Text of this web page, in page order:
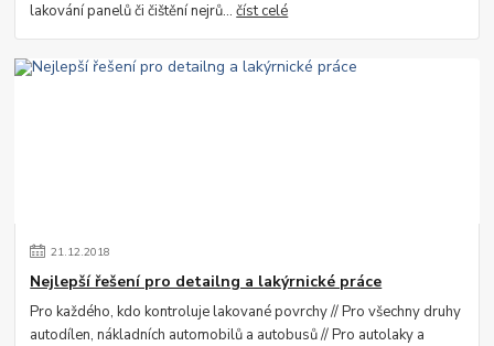
lakování panelů či čištění nejrů...číst celé
21.12.2018
Nejlepší řešení pro detailng a lakýrnické práce
Pro každého, kdo kontroluje lakované povrchy // Pro všechny druhy
autodílen, nákladních automobilů a autobusů // Pro autolaky a